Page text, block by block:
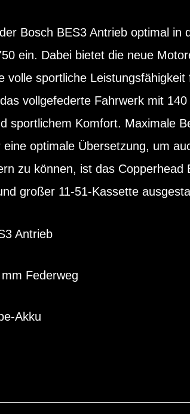
Bosch BES3 Antrieb optimal in
ein. Dabei bietet die neue
volle sportliche
vollgefederte Fahrwerk mit
sportlichem Komfort. Maximale
optimale Übersetzung, um
zu können, ist das Copperhead
großer 11-51-Kassette
Antrieb
Federweg
Akku